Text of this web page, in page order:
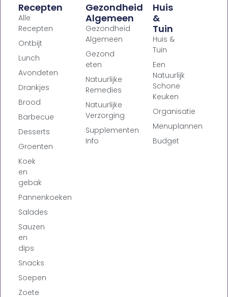
Recepten
Alle
Recepten
Ontbijt
Lunch
Avondeten
Drankjes
Brood
Barbecue
Desserts
Groenten
Koek
en
gebak
Pannenkoeken
Salades
Sauzen
en
dips
Snacks
Soepen
Zoete
Gezondheid
Algemeen
Gezondheid
Algemeen
Gezond
eten
Natuurlijke
Remedies
Natuurlijke
Verzorging
Supplementen
Info
Huis
&
Tuin
Huis &
Tuin
Een
Natuurlijk
Schone
Keuken
Organisatie
Menuplannen
Budget